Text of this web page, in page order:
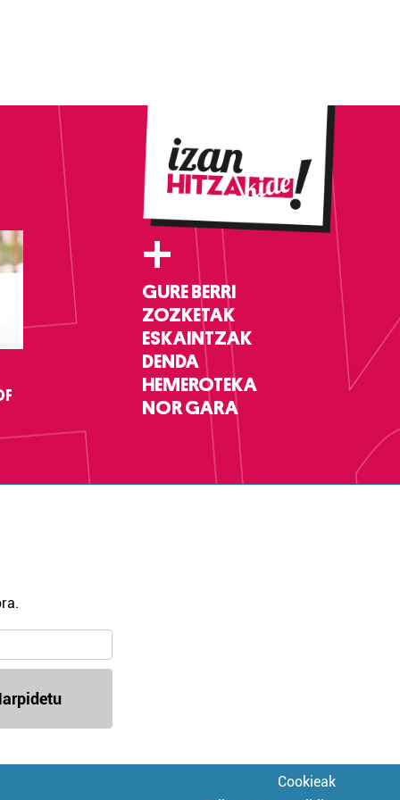
+
GURE BERRI
ZOZKETAK
ESKAINTZAK
DENDA
HEMEROTEKA
NOR GARA
Cookieak